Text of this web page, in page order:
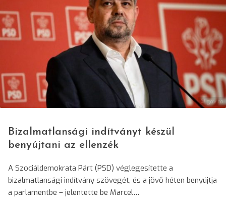
© gov.ro
Bizalmatlansági indítványt készül
benyújtani az ellenzék
A Szociáldemokrata Párt (PSD) véglegesítette a
bizalmatlansági indítvány szövegét, és a jövő héten benyújtja
a parlamentbe – jelentette be Marcel…